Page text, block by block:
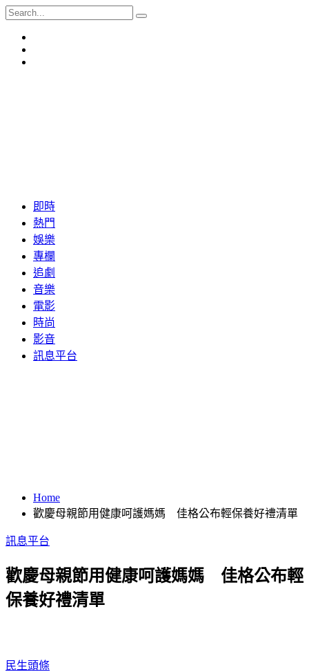
即時
熱門
娛樂
專欄
追劇
音樂
電影
時尚
影音
訊息平台
Home
歡慶母親節用健康呵護媽媽 佳格公布輕保養好禮清單
訊息平台
歡慶母親節用健康呵護媽媽 佳格公布輕
保養好禮清單
民生頭條